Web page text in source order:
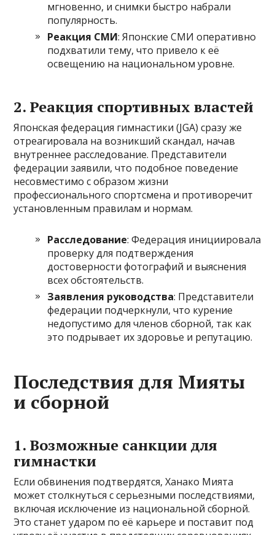
мгновенно, и снимки быстро набрали
популярность.
Реакция СМИ: Японские СМИ оперативно
подхватили тему, что привело к её
освещению на национальном уровне.
2. Реакция спортивных властей
Японская федерация гимнастики (JGA) сразу же
отреагировала на возникший скандал, начав
внутреннее расследование. Представители
федерации заявили, что подобное поведение
несовместимо с образом жизни
профессионального спортсмена и противоречит
установленным правилам и нормам.
Расследование: Федерация инициировала
проверку для подтверждения
достоверности фотографий и выяснения
всех обстоятельств.
Заявления руководства: Представители
федерации подчеркнули, что курение
недопустимо для членов сборной, так как
это подрывает их здоровье и репутацию.
Последствия для Мияты
и сборной
1. Возможные санкции для
гимнастки
Если обвинения подтвердятся, Ханако Мията
может столкнуться с серьезными последствиями,
включая исключение из национальной сборной.
Это станет ударом по её карьере и поставит под